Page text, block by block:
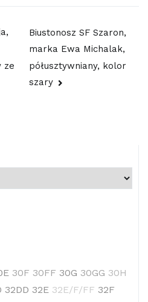
ze
Biustonosz SF Szaron,
marka Ewa Michalak,
półusztywniany, kolor
szary
30F 30FF 30G 30GG 30H
32DD 32E 32E/F/FF 32F